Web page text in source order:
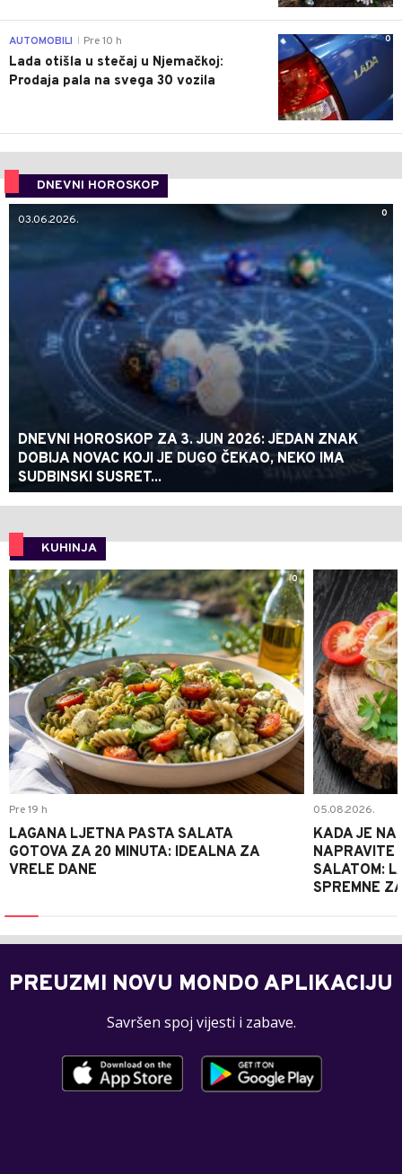
0
AUTOMOBILI Pre 10 h
Lada otišla u stečaj u Njemačkoj:
Prodaja pala na svega 30 vozila
DNEVNI HOROSKOP
0
03.06.2026.
DNEVNI HOROSKOP ZA 3. JUN 2026: JEDAN ZNAK
DOBIJA NOVAC KOJI JE DUGO ČEKAO, NEKO IMA
SUDBINSKI SUSRET...
KUHINJA
0
Pre 19 h
LAGANA LJETNA PASTA SALATA
GOTOVA ZA 20 MINUTA: IDEALNA ZA
VRELE DANE
05.08.2026.
KADA JE
NAPRAVITE
SALATOM:
SPREMNE
PREUZMI NOVU MONDO APLIKACIJU
Savršen spoj vijesti i zabave.